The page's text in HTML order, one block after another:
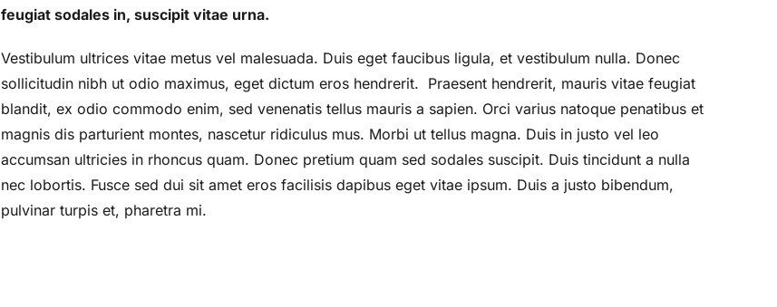
feugiat sodales in, suscipit vitae urna.
Vestibulum ultrices vitae metus vel malesuada. Duis eget faucibus ligula, et vestibulum nulla. Donec
sollicitudin nibh ut odio maximus, eget dictum eros hendrerit. Praesent hendrerit, mauris vitae feugiat
blandit, ex odio commodo enim, sed venenatis tellus mauris a sapien. Orci varius natoque penatibus et
magnis dis parturient montes, nascetur ridiculus mus. Morbi ut tellus magna. Duis in justo vel leo
accumsan ultricies in rhoncus quam. Donec pretium quam sed sodales suscipit. Duis tincidunt a nulla
nec lobortis. Fusce sed dui sit amet eros facilisis dapibus eget vitae ipsum. Duis a justo bibendum,
pulvinar turpis et, pharetra mi.